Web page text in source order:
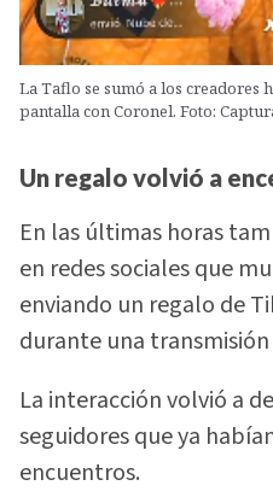
La Taflo se sumó a los
pantalla con Coronel. Foto:
Un regalo volvió a
En las últimas horas
en redes sociales que
enviando un regalo de
durante una transmisión
La interacción volvió a
seguidores que ya
encuentros.